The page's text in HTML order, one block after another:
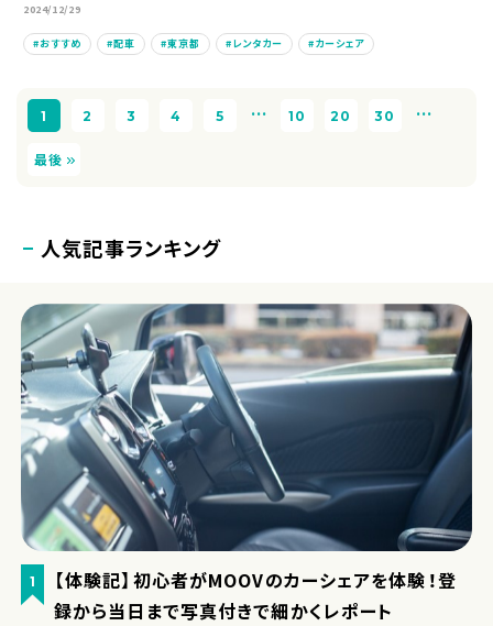
2024/12/29
おすすめ 配車 東京都 レンタカー カーシェア
1 2 3 4 5 ... 10 20 30 ...
最後
人気記事ランキング
1
【体験記】初心者がMOOVのカーシェアを体験！登
録から当日まで写真付きで細かくレポート